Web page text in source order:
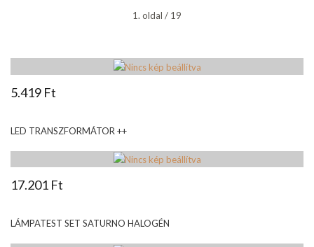
1. oldal / 19
5.419 Ft
LED TRANSZFORMÁTOR ++
17.201 Ft
LÁMPATEST SET SATURNO HALOGÉN